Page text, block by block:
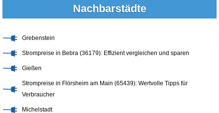
Nachbarstädte
Grebenstein
Strompreise in Bebra (36179): Effizient vergleichen und sparen
Gießen
Strompreise in Flörsheim am Main (65439): Wertvolle Tipps für
Verbraucher
Michelstadt